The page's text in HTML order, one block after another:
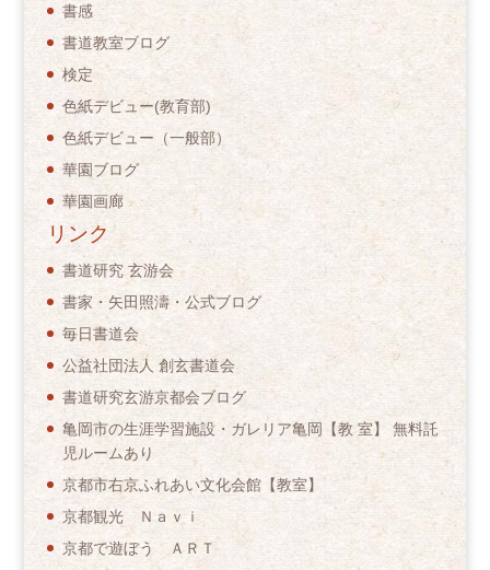
書感
書道教室ブログ
検定
色紙デビュー(教育部)
色紙デビュー（一般部）
華園ブログ
華園画廊
リンク
書道研究 玄游会
書家・矢田照濤・公式ブログ
毎日書道会
公益社団法人 創玄書道会
書道研究玄游京都会ブログ
亀岡市の生涯学習施設・ガレリア亀岡【教 室】 無料託
児ルームあり
京都市右京ふれあい文化会館【教室】
京都観光 Ｎａｖｉ
京都で遊ぼう ＡＲＴ